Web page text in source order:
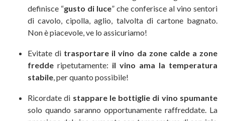
definisce “gusto di luce” che conferisce al vino sentori
di cavolo, cipolla, aglio, talvolta di cartone bagnato.
Non è piacevole, ve lo assicuriamo!
Evitate di trasportare il vino da zone calde a zone
fredde ripetutamente: il vino ama la temperatura
stabile, per quanto possibile!
Ricordate di stappare le bottiglie di vino spumante
solo quando saranno opportunamente raffreddate. La